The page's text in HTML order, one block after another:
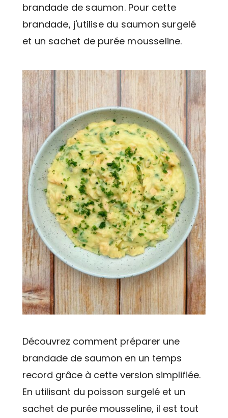
brandade de saumon. Pour cette
brandade, j'utilise du saumon surgelé
et un sachet de purée mousseline.
Découvrez comment préparer une
brandade de saumon en un temps
record grâce à cette version simplifiée.
En utilisant du poisson surgelé et un
sachet de purée mousseline, il est tout